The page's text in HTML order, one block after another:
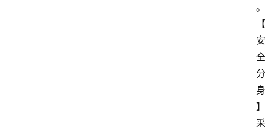
。
【
安
全
分
身
】
采